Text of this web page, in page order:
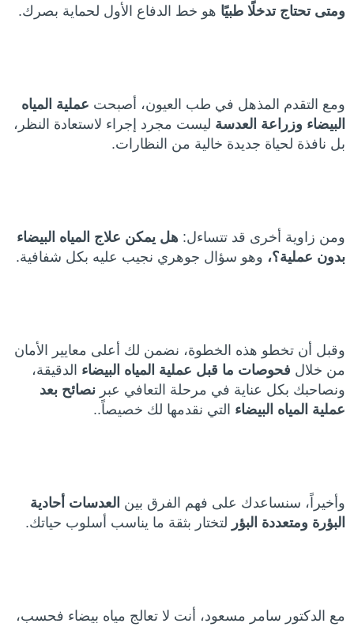
ومتى تحتاج تدخلًا طبيًا هو خط الدفاع الأول لحماية بصرك.
ومع التقدم المذهل في طب العيون، أصبحت عملية المياه
البيضاء وزراعة العدسة ليست مجرد إجراء لاستعادة النظر،
بل نافذة لحياة جديدة خالية من النظارات.
ومن زاوية أخرى قد تتساءل: هل يمكن علاج المياه البيضاء
بدون عملية؟، وهو سؤال جوهري نجيب عليه بكل شفافية.
وقبل أن تخطو هذه الخطوة، نضمن لك أعلى معايير الأمان
من خلال فحوصات ما قبل عملية المياه البيضاء الدقيقة،
ونصاحبك بكل عناية في مرحلة التعافي عبرنصائح بعد
عملية المياه البيضاء التي نقدمها لك خصيصاً..
وأخيراً، سنساعدك على فهم الفرق بين العدسات أحادية
البؤرة ومتعددة البؤر لتختار بثقة ما يناسب أسلوب حياتك.
مع الدكتور سامر مسعود، أنت لا تعالج مياه بيضاء فحسب،